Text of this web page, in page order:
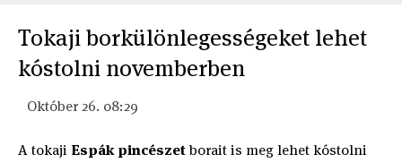
Tokaji borkülönlegességeket lehet
kóstolni novemberben
Október 26. 08:29
A tokaji Espák pincészetborait is meg lehet kóstolni